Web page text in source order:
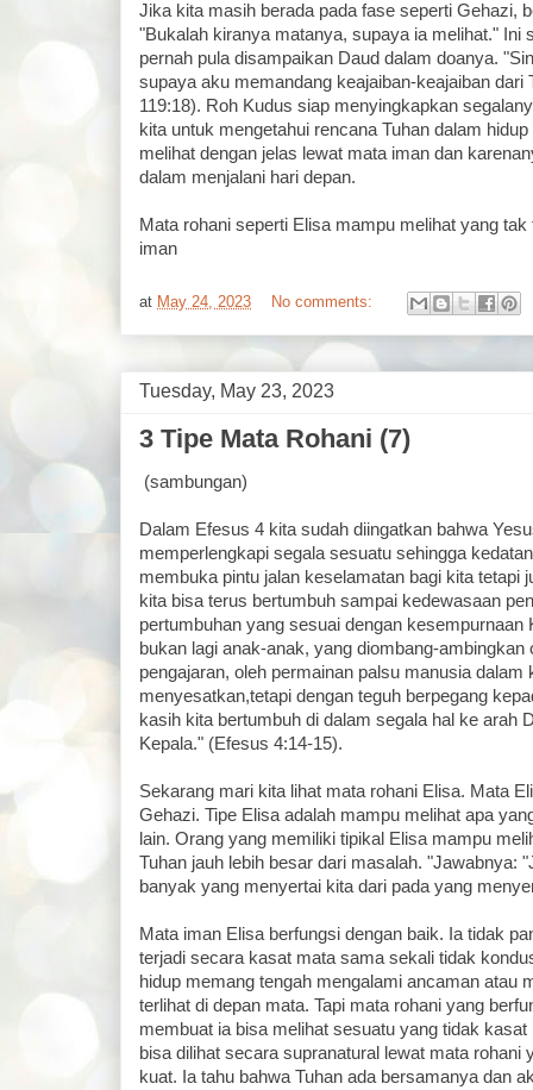
Jika kita masih berada pada fase seperti Gehazi,
"Bukalah kiranya matanya, supaya ia melihat." Ini
pernah pula disampaikan Daud dalam doanya.
supaya aku memandang keajaiban-keajaiban dari
119:18). Roh Kudus siap menyingkapkan
kita untuk mengetahui rencana Tuhan dalam
melihat dengan jelas lewat mata iman dan
dalam menjalani hari depan.
Mata rohani seperti Elisa mampu melihat yang
iman
at May 24, 2023 No comments:
Tuesday, May 23, 2023
3 Tipe Mata Rohani (7)
(sambungan)
Dalam Efesus 4 kita sudah diingatkan bahwa
memperlengkapi segala sesuatu sehingga
membuka pintu jalan keselamatan bagi kita tetapi
kita bisa terus bertumbuh sampai kedewasaan
pertumbuhan yang sesuai dengan kesempurnaan
bukan lagi anak-anak, yang diombang-ambingkan
pengajaran, oleh permainan palsu manusia
menyesatkan,tetapi dengan teguh berpegang
kasih kita bertumbuh di dalam segala hal ke arah
Kepala." (Efesus 4:14-15).
Sekarang mari kita lihat mata rohani Elisa. Mata
Gehazi. Tipe Elisa adalah mampu melihat apa
lain. Orang yang memiliki tipikal Elisa mampu
Tuhan jauh lebih besar dari masalah. "Jawabnya:
banyak yang menyertai kita dari pada yang
Mata iman Elisa berfungsi dengan baik. Ia tidak
terjadi secara kasat mata sama sekali tidak
hidup memang tengah mengalami ancaman atau
terlihat di depan mata. Tapi mata rohani yang
membuat ia bisa melihat sesuatu yang tidak
bisa dilihat secara supranatural lewat mata rohani
kuat. Ia tahu bahwa Tuhan ada bersamanya dan